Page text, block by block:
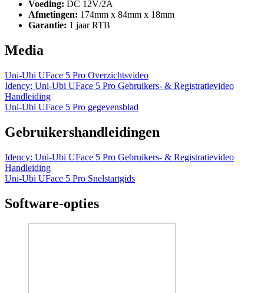
Voeding: DC 12V/2A
Afmetingen: 174mm x 84mm x 18mm
Garantie: 1 jaar RTB
Media
Uni-Ubi UFace 5 Pro Overzichtsvideo
Idency: Uni-Ubi UFace 5 Pro Gebruikers- & Registratievideo
Handleiding
Uni-Ubi UFace 5 Pro gegevensblad
Gebruikershandleidingen
Idency: Uni-Ubi UFace 5 Pro Gebruikers- & Registratievideo
Handleiding
Uni-Ubi UFace 5 Pro Snelstartgids
Software-opties